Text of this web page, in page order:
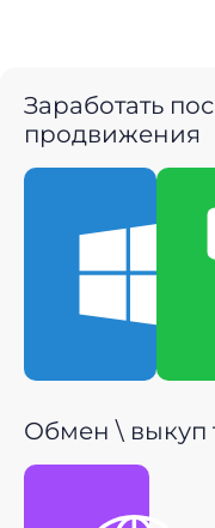
Заработать
продвижения
Обмен \ выкуп